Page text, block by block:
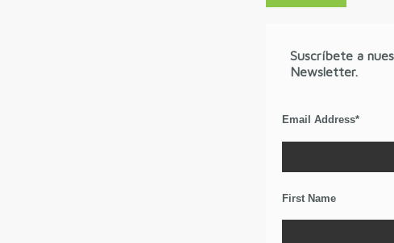
Suscríbete a
Newsletter.
Email Address*
First Name